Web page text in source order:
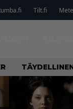
Tilt.fi